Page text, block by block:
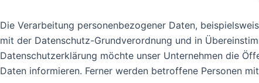
Die Verarbeitung personenbezogener Daten,
mit der Datenschutz-Grundverordnung und in
Datenschutzerklärung möchte unser Unternehmen die
Daten informieren. Ferner werden betroffene Personen